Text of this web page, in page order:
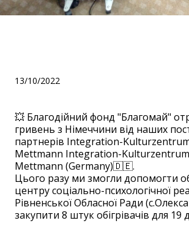
13/10/2022
💥 Благодійний фонд "Благомай"
гривень з Німеччини від наших
партнерів Іntegration-
Mettmann Integration-Kulturzentrum
Mettmann (Germany)🇩🇪.
Цього разу ми змогли допомогти
центру соціально-психологічної
Рівненської Обласної Ради
закупити 8 штук обігрівачів для 19